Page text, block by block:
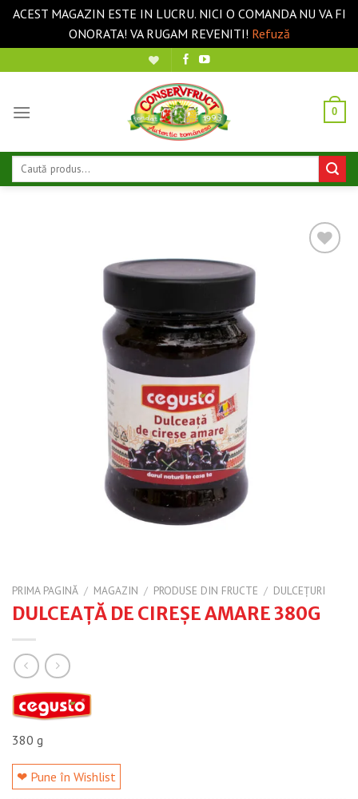
ACEST MAGAZIN ESTE IN LUCRU. NICI O COMANDA NU VA FI
ONORATA! VA RUGAM REVENITI! Refuză
0
Caută
după:
❤ Pune în Wishlist
PRIMA PAGINĂ / MAGAZIN / PRODUSE DIN FRUCTE / DULCEȚURI
DULCEAŢĂ DE CIREŞE AMARE 380G
380 g
❤ Pune în Wishlist